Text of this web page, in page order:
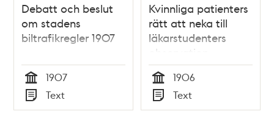
Debatt och beslut
om stadens
biltrafikregler 1907
Tid
1907
Typ
Text
Kvinnliga patienters
rätt att neka till
läkarstudenters
observation -
debatt i
stadsfullmäktige
1906
Tid
1906
Typ
Text